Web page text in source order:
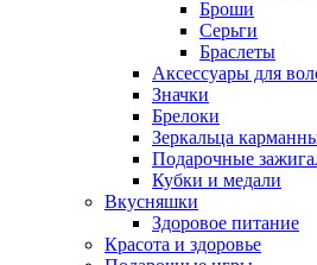
Броши
Серьги
Браслеты
Аксессуары для
Значки
Брелоки
Зеркальца
Подарочные
Кубки и медали
Вкусняшки
Здоровое питание
Красота и здоровье